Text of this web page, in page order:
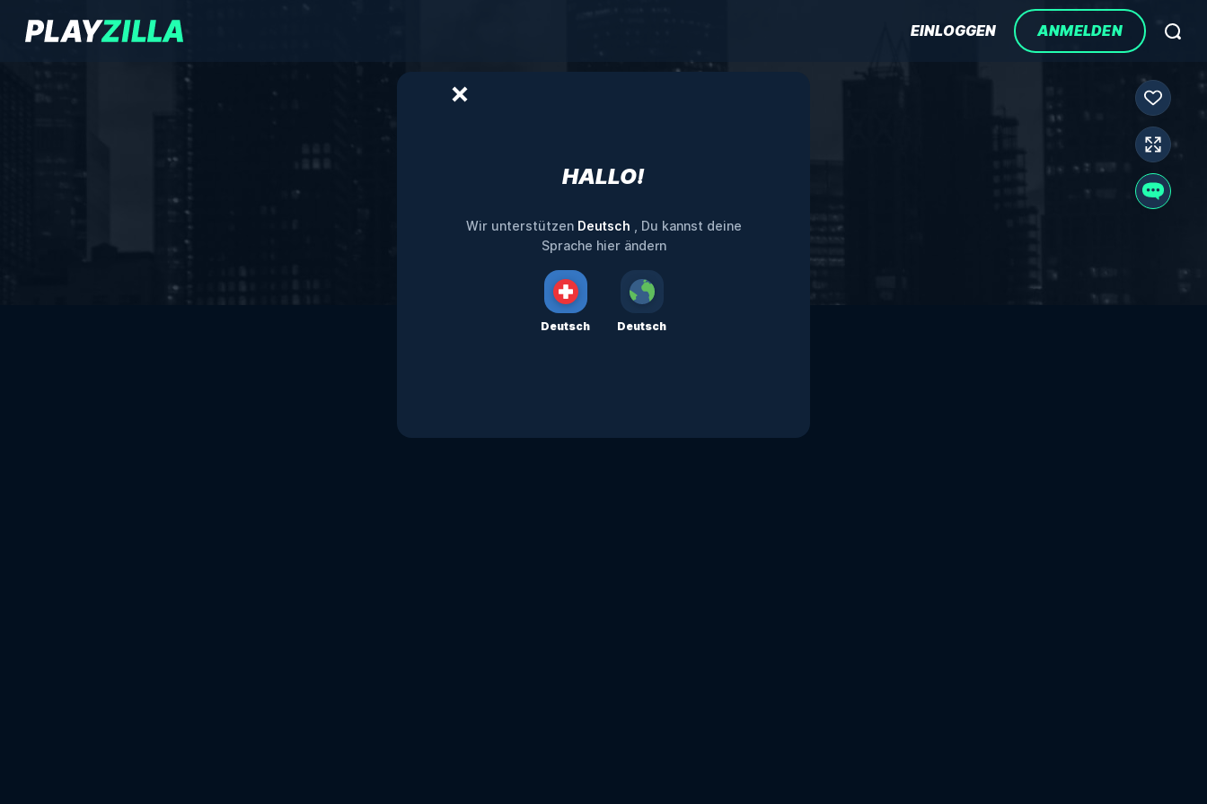
EINLOGGEN ANMELDEN
HALLO!
Wir unterstützen Deutsch , Du kannst deine
Sprache hier ändern
Deutsch Deutsch